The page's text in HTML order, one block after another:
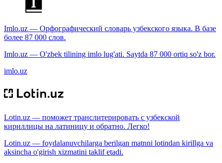
Imlo.uz — Орфографический словарь узбекского языка. В базе
более 87 000 слов.
Imlo.uz — O'zbek tilining imlo lug'ati. Saytda 87 000 ortiq so'z bor.
imlo.uz
Lotin.uz — поможет транслитерировать с узбекской
кириллицы на латиницу и обратно. Легко!
Lotin.uz — foydalanuvchilarga berilgan matnni lotindan kirillga va
aksincha o'girish xizmatini taklif etadi.